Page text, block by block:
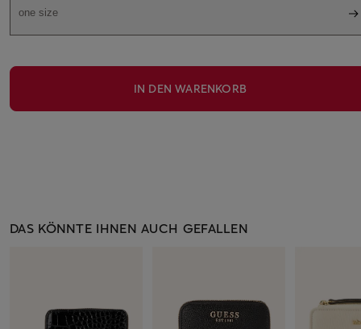
one size
IN DEN WARENKORB
DAS KÖNNTE IHNEN AUCH GEFALLEN